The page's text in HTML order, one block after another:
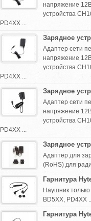
напряжение
устройства
PD4XX ...
Зарядное
Адаптер сети
напряжение
устройства
PD4XX ...
Зарядное
Адаптер сети
напряжение
устройства
PD4XX ...
Зарядное
Адаптер для
(RoHS) для
Гарнитура
Наушник
BD5XX, PD4XX
Гарнитура